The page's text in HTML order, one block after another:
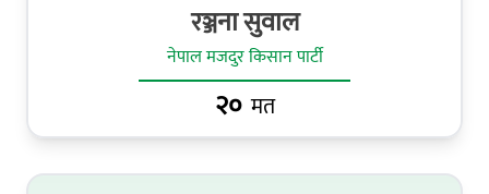
रञ्जना सुवाल
नेपाल मजदुर किसान पार्टी
२० मत